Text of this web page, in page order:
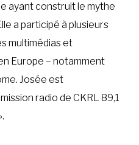
ayant construit le mythe
a participé à plusieurs
multimédias et
Europe – notamment
Josée est
radio de CKRL 89,1